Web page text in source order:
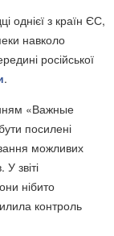
однієї з країн ЄС,
навколо
російської
.
«Важные
посилені
можливих
звіті
нібито
контроль